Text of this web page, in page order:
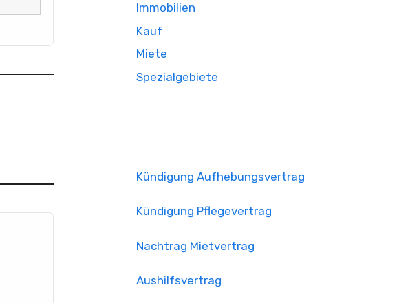
Immobilien
Kauf
Miete
Spezialgebiete
Kündigung Aufhebungsvertrag
Kündigung Pflegevertrag
Nachtrag Mietvertrag
Aushilfsvertrag